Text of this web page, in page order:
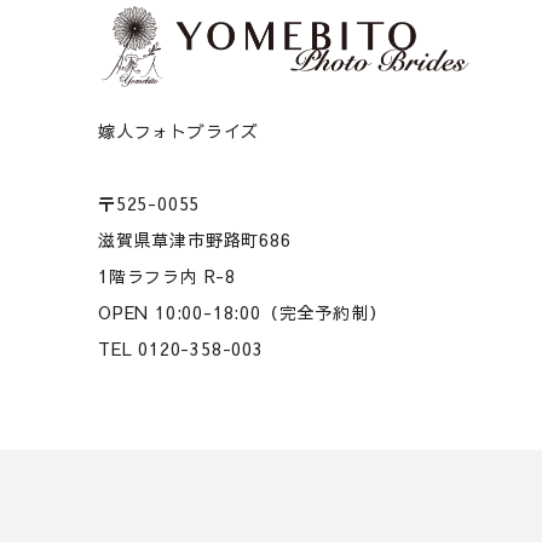
嫁人フォトブライズ
〒525-0055
滋賀県草津市野路町686
1階ラフラ内 R-8
OPEN 10:00-18:00（完全予約制）
TEL 0120-358-003